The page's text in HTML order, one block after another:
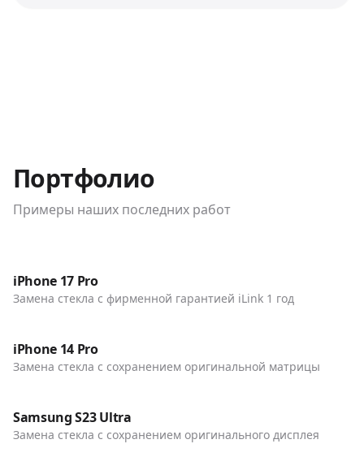
Портфолио
Примеры наших последних работ
Телефоны
iPhone 17 Pro
Замена стекла с фирменной гарантией iLink 1 год
Телефоны
До / После
iPhone 14 Pro
Замена стекла с сохранением оригинальной матрицы
Телефоны
До / После
Samsung S23 Ultra
Замена стекла с сохранением оригинального дисплея
До / После